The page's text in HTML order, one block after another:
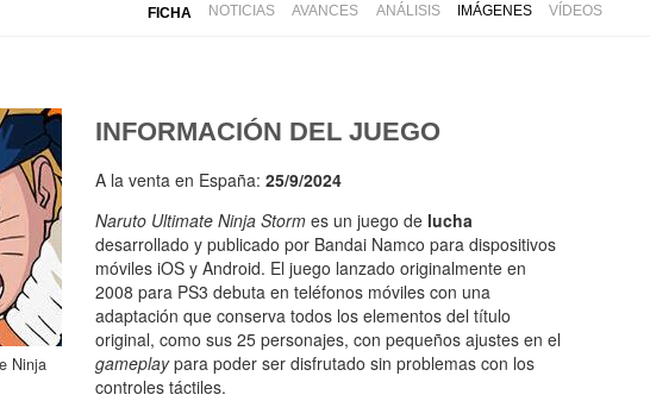
FICHA NOTICIAS AVANCES ANÁLISIS IMÁGENES VÍDEOS
Ninja
INFORMACIÓN DEL JUEGO
A la venta en España: 25/9/2024
Naruto Ultimate Ninja Storm es un juego de lucha
desarrollado y publicado por Bandai Namco para dispositivos
móviles iOS y Android. El juego lanzado originalmente en
2008 para PS3 debuta en teléfonos móviles con una
adaptación que conserva todos los elementos del título
original, como sus 25 personajes, con pequeños ajustes en el
gameplaypara poder ser disfrutado sin problemas con los
controles táctiles.